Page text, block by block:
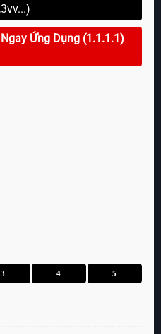
Ứng Dụng (1.1.1.1)
3 4 5